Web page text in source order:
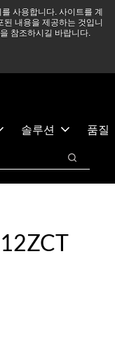
사용합니다. 사이트를 계
된 내용을 제공하는 것입니
참조하시길 바랍니다.
으며, 모든 서비스는
더 읽어보기 →
솔루션
품질
검색